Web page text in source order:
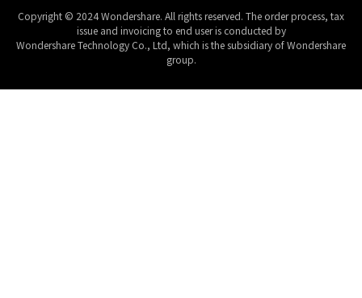
Copyright © 2024 Wondershare. All rights reserved. The order process, tax
issue and invoicing to end user is conducted by
Wondershare Technology Co., Ltd, which is the subsidiary of Wondershare
group.